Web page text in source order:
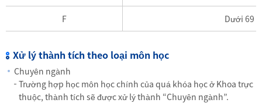
F Dưới 69
Xử lý thành tích theo loại môn học
Chuyên ngành
Trường hợp học môn học chính của quá khóa học ở Khoa trực
thuộc, thành tích sẽ được xử lý thành “Chuyên ngành”.